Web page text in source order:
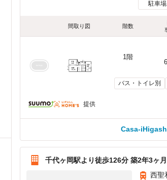
駐車場
間取り図 階数
1階
バス・トイレ別
提供
Casa-
千代ヶ岡駅より徒歩126分 築2年3ヶ
西聖